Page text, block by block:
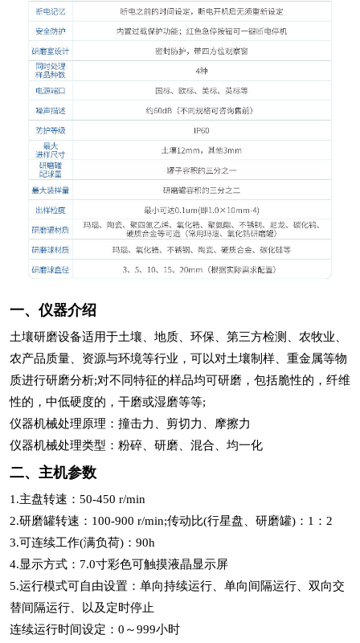
一、仪器介绍
土壤研磨设备适用于土壤、地质、环保、第三方检测、农牧业、
农产品质量、资源与环境等行业，可以对土壤制样、重金属等物
质进行研磨分析;对不同特征的样品均可研磨，包括脆性的，纤维
性的，中低硬度的，干磨或湿磨等等;
仪器机械处理原理：撞击力、剪切力、摩擦力
仪器机械处理类型：粉碎、研磨、混合、均一化
二、主机参数
1.主盘转速：50-450 r/min
2.研磨罐转速：100-900 r/min;传动比(行星盘、研磨罐)：1：2
3.可连续工作(满负荷)：90h
4.显示方式：7.0寸彩色可触摸液晶显示屏
5.运行模式可自由设置：单向持续运行、单向间隔运行、双向交
替间隔运行、以及定时停止
连续运行时间设定：0～999小时